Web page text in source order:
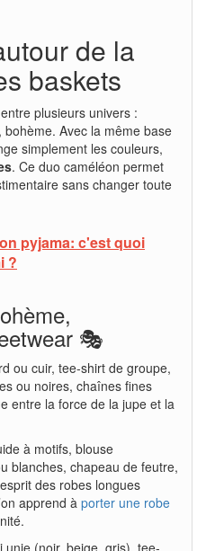
de la
baskets
plusieurs univers :
Avec la même base
simplement les couleurs,
. Ce duo caméléon permet
sans changer toute
pyjama: c'est quoi
?
🎭
ou cuir, tee-shirt de groupe,
ou noires, chaînes fines
entre la force de la jupe et la
à motifs, blouse
blanches, chapeau de feutre,
des robes longues
apprend à porter une robe
unie (noir, beige, gris), tee-